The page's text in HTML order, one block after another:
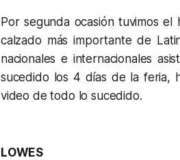
Por segunda ocasión tuvimos
calzado más importante de
nacionales e internacionales
sucedido los 4 días de la feria,
video de todo lo sucedido.
LOWES